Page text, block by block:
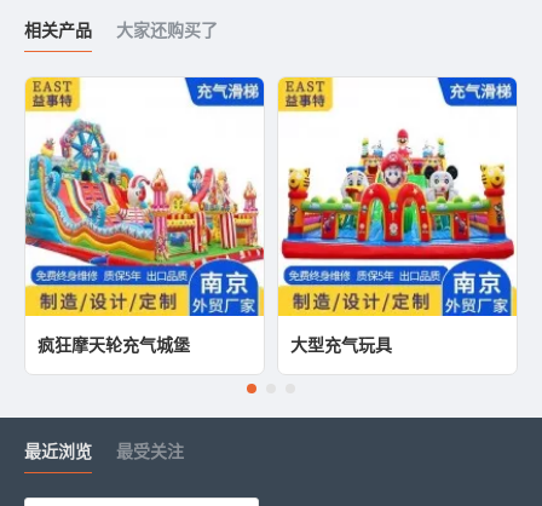
相关产品 大家还购买了
疯狂摩天轮充气城堡 大型充气玩具
最近浏览 最受关注